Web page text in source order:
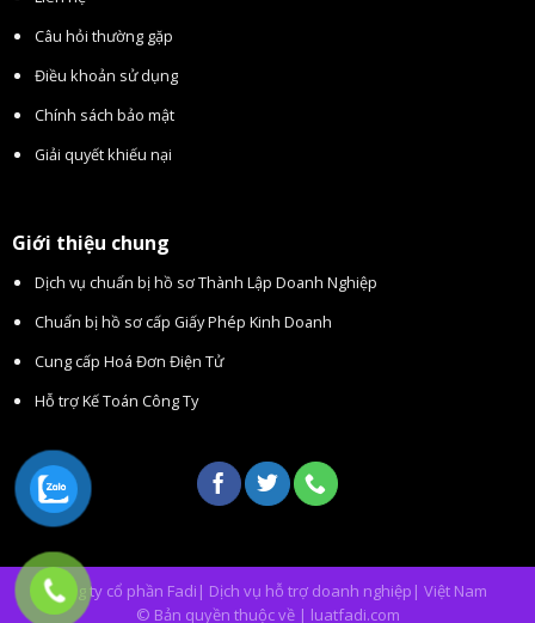
Câu hỏi thường gặp
Điều khoản sử dụng
Chính sách bảo mật
Giải quyết khiếu nại
Giới thiệu chung
Dịch vụ chuẩn bị hồ sơ Thành Lập Doanh Nghiệp
Chuẩn bị hồ sơ cấp Giấy Phép Kinh Doanh
Cung cấp Hoá Đơn Điện Tử
Hỗ trợ Kế Toán Công Ty
Công ty cổ phần Fadi| Dịch vụ hỗ trợ doanh nghiệp| Việt Nam
© Bản quyền thuộc về | luatfadi.com